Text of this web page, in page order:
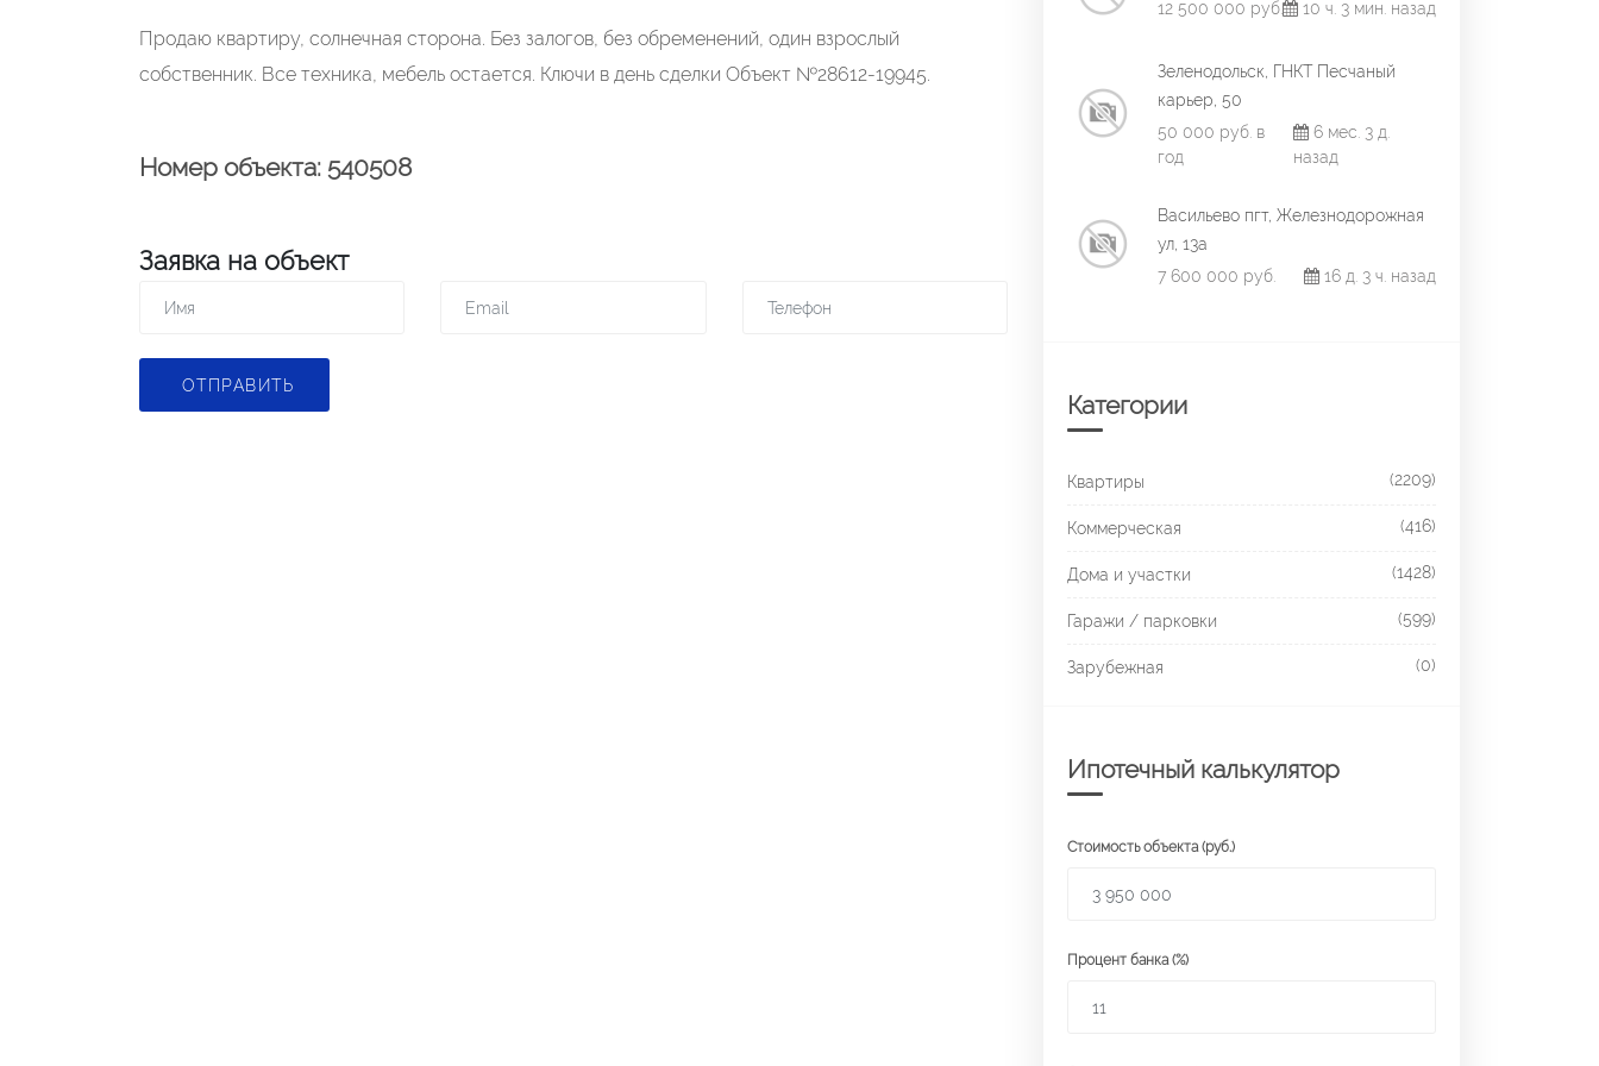
Продаю квартиру, солнечная сторона. Без залогов, без обременений, один взрослый
собственник. Все техника, мебель остается. Ключи в день сделки Объект №28612-19945.
Номер объекта: 540508
Заявка на объект
ОТПРАВИТЬ
12 500 000 руб. 10 ч. 3 мин. назад
Зеленодольск, ГНКТ Песчаный
карьер, 50
50 000 руб. в
год
6 мес. 3 д.
назад
Васильево пгт, Железнодорожная
ул, 13а
7 600 000 руб.
16 д. 3 ч. назад
Категории
Квартиры (2209)
Коммерческая (416)
Дома и участки (1428)
Гаражи / парковки (599)
Зарубежная (0)
Ипотечный калькулятор
Стоимость объекта (руб.)
Процент банка (%)